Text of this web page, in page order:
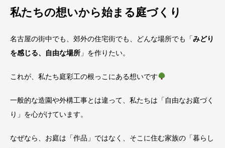
私たちの想いから始まる庭づくり
名古屋の街中でも、郊外の住宅街でも、どんな場所でも「みどり
を感じる、自由な場所 」を作りたい。
これが、私たち庭彩工の根っこにある想いです
一般的な造園や外構工事とは違って、私たちは「自由なお庭づく
り」を心がけています。
なぜなら、お庭は「作品」ではなく、そこに住む家族の「暮らし